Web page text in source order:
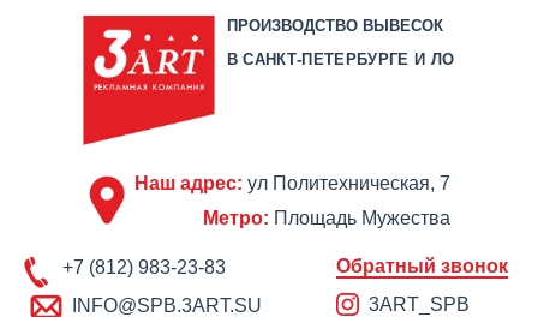
ПРОИЗВОДСТВО ВЫВЕСОК
В САНКТ-ПЕТЕРБУРГЕ И ЛО
Наш адрес: ул Политехническая, 7
Метро: Площадь Мужества
+7 (812) 983-23-83
INFO@SPB.3ART.SU
Обратный звонок
3ART_SPB